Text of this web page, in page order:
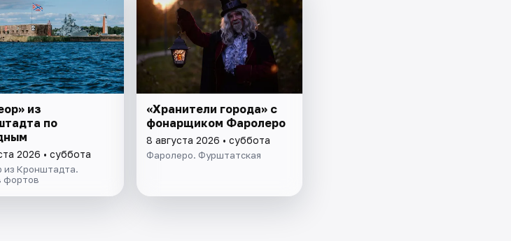
из
по
2026 • суббота
из Кронштадта.
фортов
«Хранители города» с
фонарщиком Фаролеро
8 августа 2026 • суббота
Фаролеро. Фурштатская